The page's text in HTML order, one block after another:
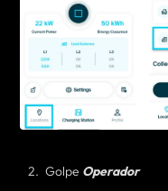
Golpe Operador